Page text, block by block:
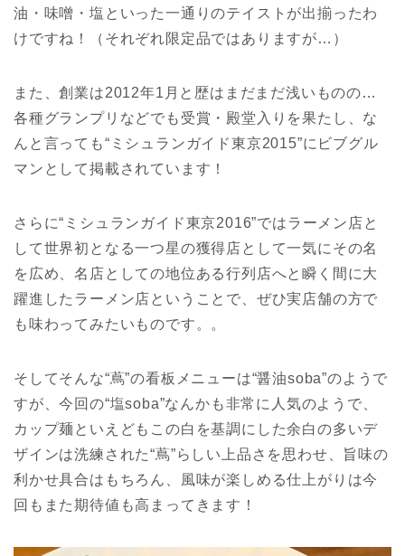
油・味噌・塩といった一通りのテイストが出揃ったわ
けですね！（それぞれ限定品ではありますが…）
また、創業は2012年1月と歴はまだまだ浅いものの…
各種グランプリなどでも受賞・殿堂入りを果たし、な
んと言っても“ミシュランガイド東京2015”にビブグル
マンとして掲載されています！
さらに“ミシュランガイド東京2016”ではラーメン店と
して世界初となる一つ星の獲得店として一気にその名
を広め、名店としての地位ある行列店へと瞬く間に大
躍進したラーメン店ということで、ぜひ実店舗の方で
も味わってみたいものです。。
そしてそんな“蔦”の看板メニューは“醤油soba”のようで
すが、今回の“塩soba”なんかも非常に人気のようで、
カップ麺といえどもこの白を基調にした余白の多いデ
ザインは洗練された“蔦”らしい上品さを思わせ、旨味の
利かせ具合はもちろん、風味が楽しめる仕上がりは今
回もまた期待値も高まってきます！